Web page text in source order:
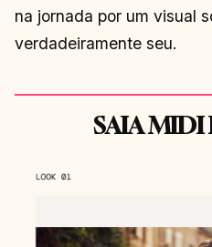
na jornada por um visual
verdadeiramente seu.
SAIA MIDI